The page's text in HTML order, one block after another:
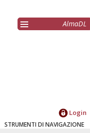
AlmaDL
Login
STRUMENTI DI NAVIGAZIONE